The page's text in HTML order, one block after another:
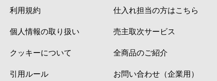
利用規約
個人情報の取り扱い
クッキーについて
引用ルール
仕入れ担当の方はこちら
売主取次サービス
全商品のご紹介
お問い合わせ（企業用）